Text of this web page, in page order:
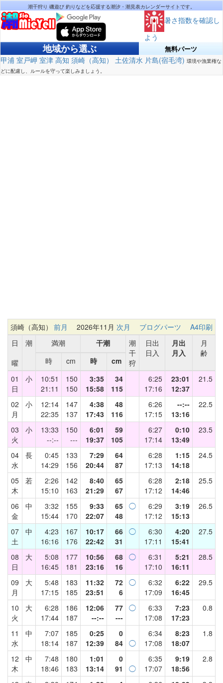
潮干狩り 磯遊び 釣りなどを応援する潮汐・潮見表カレンダーサイトです。
暑さ指数を確認し
よう
地域から選ぶ 無料パーツ
甲浦 室戸岬 室津 高知 須崎（高知） 土佐清水 片島(宿毛湾) 環境や漁業権な
どに配慮し、ルールを守って楽しみましょう。
須崎（高知） 前月 2026年11月 次月 ブログパーツ
A4印刷
日
曜
潮 満潮 干潮
潮
干
狩
日出
日入
月出
月入
月
齢
時
cm 時
cm
01
日
小
10:51
21:11
150
150
3:35
15:58
34
115
6:25
17:16
23:01
12:37
21.5
02
月
小
12:14
22:35
147
137
4:38
17:43
48
116
6:26
17:15
--:--
13:16
22.5
03
火
小
13:33
--:--
150
---
6:01
19:37
59
105
6:27
17:14
0:10
13:49
23.5
04
水
長
0:45
14:29
133
156
7:29
20:44
64
87
6:28
17:13
1:15
14:18
24.5
05
木
若
2:26
15:10
142
163
8:40
21:29
65
67
6:28
17:12
2:18
14:46
25.5
06
金
中
3:32
15:44
155
170
9:33
22:07
65
48
◯
6:29
17:12
3:19
15:13
26.5
07
土
中
4:23
16:16
167
176
10:17
22:42
66
31
◯
6:30
17:11
4:20
15:41
27.5
08
日
大
5:08
16:45
177
181
10:56
23:16
68
16
◯
6:31
17:10
5:21
16:11
28.5
09
月
大
5:48
17:15
183
185
11:32
23:51
72
6
◯
6:32
17:09
6:22
16:45
29.5
10
火
大
6:28
17:44
186
187
12:06
--:--
77
---
◯
6:33
17:08
7:23
17:23
0.8
11
水
中
7:07
18:14
185
187
0:25
12:39
0
84 ◯
6:34
17:08
8:23
18:07
1.8
12
木
中
7:48
18:46
180
183
1:01
13:14
0
91
◯
6:35
17:07
9:19
18:56
2.8